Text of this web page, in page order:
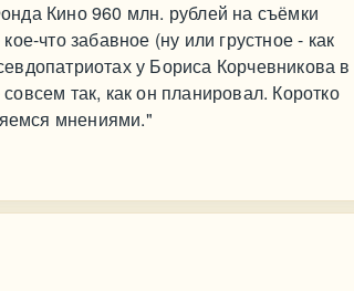
Кино 960 млн. рублей на съёмки
что забавное (ну или грустное - как
у Бориса Корчевникова в
так, как он планировал. Коротко
мнениями."